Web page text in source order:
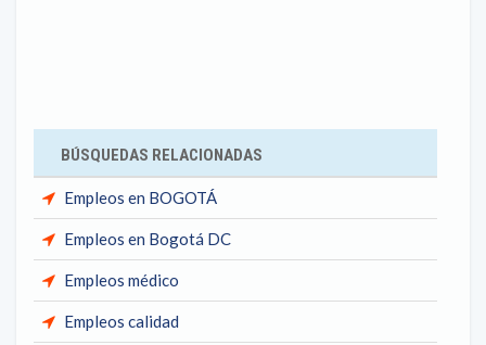
BÚSQUEDAS RELACIONADAS
Empleos en BOGOTÁ
Empleos en Bogotá DC
Empleos médico
Empleos calidad